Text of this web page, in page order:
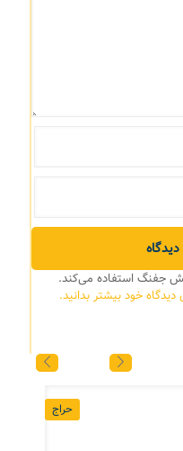
جفنگ استفاده می‌کند.
خود بیشتر بدانید.
حراج